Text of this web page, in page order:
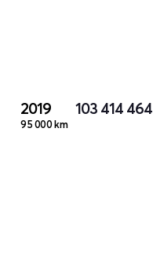
2019
95 000 km
103 414 464